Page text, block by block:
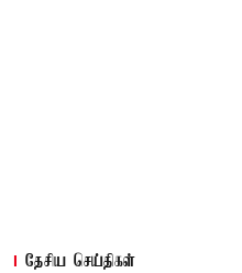
தேசிய செய்திகள்